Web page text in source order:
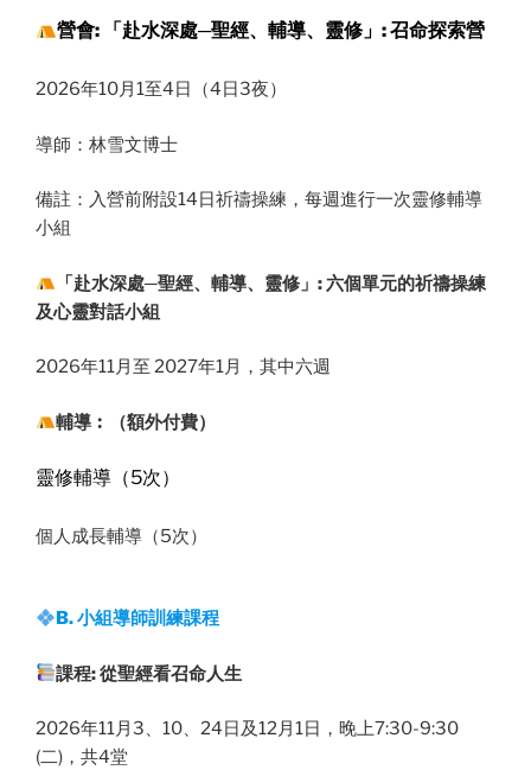
營會: 「赴水深處─聖經、輔導、靈修」:召命探索營
2026年10月1至4日（4日3夜）
導師：林雪文博士
備註：入營前附設14日祈禱操練，每週進行一次靈修輔導
小組
「赴水深處─聖經、輔導、靈修」: 六個單元的祈禱操練
及心靈對話小組
2026年11月至 2027年1月，其中六週
輔導︰（額外付費）
靈修輔導（5次）
個人成長輔導（5次）
B. 小組導師訓練課程
課程: 從聖經看召命人生
2026年11月3、10、24日及12月1日，晚上7:30-9:30
(二)，共4堂